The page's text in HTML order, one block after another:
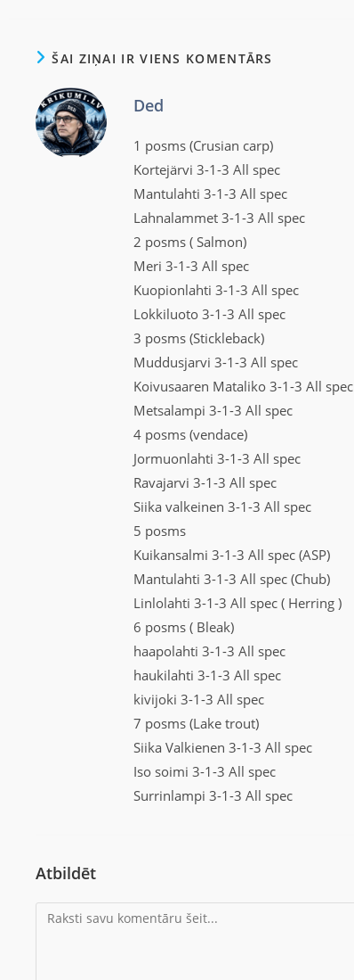
ŠAI ZIŅAI IR VIENS KOMENTĀRS
Ded
1 posms (Crusian carp)
Kortejärvi 3-1-3 All spec
Mantulahti 3-1-3 All spec
Lahnalammet 3-1-3 All spec
2 posms ( Salmon)
Meri 3-1-3 All spec
Kuopionlahti 3-1-3 All spec
Lokkiluoto 3-1-3 All spec
3 posms (Stickleback)
Muddusjarvi 3-1-3 All spec
Koivusaaren Mataliko 3-1-3 All spec
Metsalampi 3-1-3 All spec
4 posms (vendace)
Jormuonlahti 3-1-3 All spec
Ravajarvi 3-1-3 All spec
Siika valkeinen 3-1-3 All spec
5 posms
Kuikansalmi 3-1-3 All spec (ASP)
Mantulahti 3-1-3 All spec (Chub)
Linlolahti 3-1-3 All spec ( Herring )
6 posms ( Bleak)
haapolahti 3-1-3 All spec
haukilahti 3-1-3 All spec
kivijoki 3-1-3 All spec
7 posms (Lake trout)
Siika Valkienen 3-1-3 All spec
Iso soimi 3-1-3 All spec
Surrinlampi 3-1-3 All spec
Atbildēt